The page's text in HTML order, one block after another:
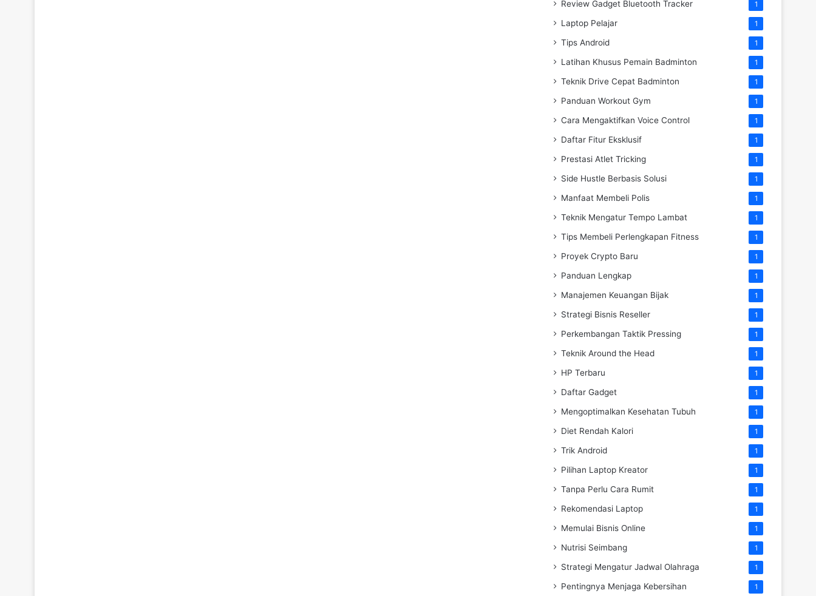
Review Gadget Bluetooth Tracker 1
Laptop Pelajar 1
Tips Android 1
Latihan Khusus Pemain Badminton 1
Teknik Drive Cepat Badminton 1
Panduan Workout Gym 1
Cara Mengaktifkan Voice Control 1
Daftar Fitur Eksklusif 1
Prestasi Atlet Tricking 1
Side Hustle Berbasis Solusi 1
Manfaat Membeli Polis 1
Teknik Mengatur Tempo Lambat 1
Tips Membeli Perlengkapan Fitness 1
Proyek Crypto Baru 1
Panduan Lengkap 1
Manajemen Keuangan Bijak 1
Strategi Bisnis Reseller 1
Perkembangan Taktik Pressing 1
Teknik Around the Head 1
HP Terbaru 1
Daftar Gadget 1
Mengoptimalkan Kesehatan Tubuh 1
Diet Rendah Kalori 1
Trik Android 1
Pilihan Laptop Kreator 1
Tanpa Perlu Cara Rumit 1
Rekomendasi Laptop 1
Memulai Bisnis Online 1
Nutrisi Seimbang 1
Strategi Mengatur Jadwal Olahraga 1
Pentingnya Menjaga Kebersihan 1